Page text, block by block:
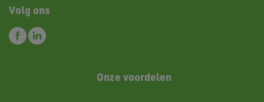
Volg ons
Onze voordelen